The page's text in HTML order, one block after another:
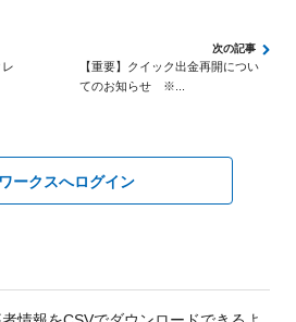
【重要】クイック出金再開につい
てのお知らせ ※...
ークスへログイン